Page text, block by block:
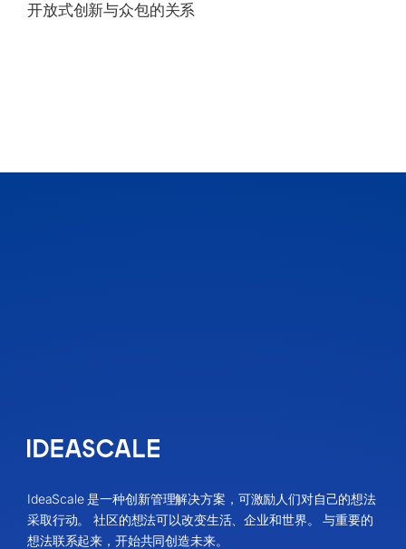
开放式创新与众包的关系
IdeaScale 是一种创新管理解决方案，可激励人们对自己的想法
采取行动。 社区的想法可以改变生活、企业和世界。 与重要的
想法联系起来，开始共同创造未来。